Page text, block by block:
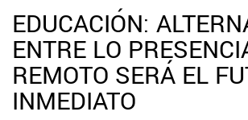
EDUCACIÓN:
ENTRE LO
REMOTO SERÁ EL
INMEDIATO